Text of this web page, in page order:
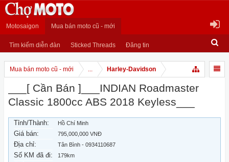
Motosaigon Mua bán moto cũ - mới
Tìm kiếm diễn đàn Sticked Threads Đăng tin
Mua bán moto cũ - mới ... Harley-Davidson
___[ Cần Bán ]___INDIAN Roadmaster
Classic 1800cc ABS 2018 Keyless___
Tỉnh/Thành: Hồ Chí Minh
Giá bán: 795,000,000 VNĐ
Địa chỉ: Tân Bình - 0934110687
Số KM đã đi: 179km